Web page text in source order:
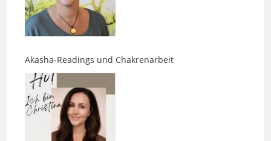
Akasha-Readings und Chakrenarbeit